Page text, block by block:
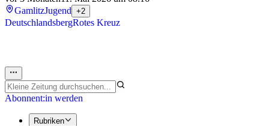
GamlitzJugend +2
DeutschlandsbergRotes Kreuz
Abonnent:in werden
Rubriken